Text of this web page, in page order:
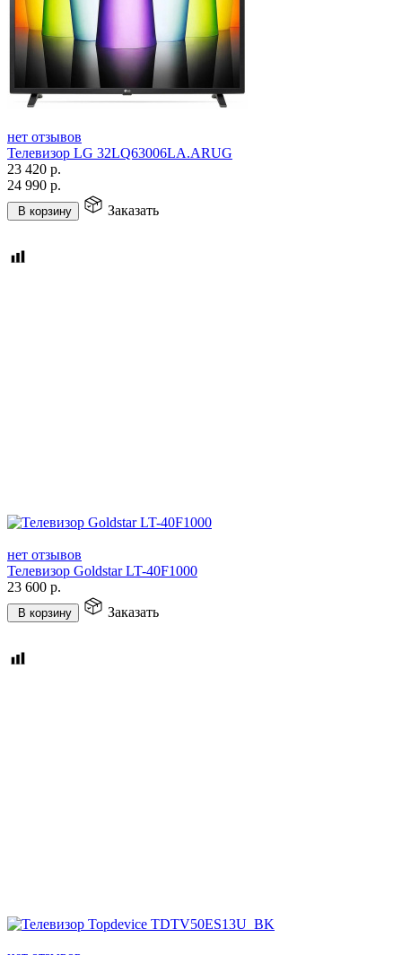
нет отзывов
Телевизор LG 32LQ63006LA.ARUG
23 420 р.
24 990 р.
В корзину Заказать
нет отзывов
Телевизор Goldstar LT-40F1000
23 600 р.
В корзину Заказать